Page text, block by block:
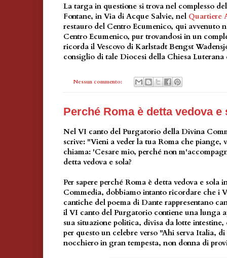
La targa in questione si trova nel complesso
Fontane, in Via di Acque Salvie, nel Quartiere
restauro del Centro Ecumenico, qui avvenuto
Centro Ecumenico, pur trovandosi in un
ricorda il Vescovo di Karlstadt Bengst
consiglio di tale Diocesi della Chiesa Luterana
Nessun commento:
Perché Roma è detta vedova e
Nel VI canto del Purgatorio della Divina
scrive: "Vieni a veder la tua Roma che piange,
chiama: 'Cesare mio, perché non
detta vedova e sola?
Per sapere perché Roma è detta vedova e sola
Commedia, dobbiamo intanto ricordare che i
cantiche del poema di Dante rappresentano
il VI canto del Purgatorio contiene una lunga
sua situazione politica, divisa da lotte
per questo un celebre verso "Ahi serva Italia,
nocchiero in gran tempesta, non donna di